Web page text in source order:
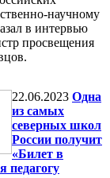
научному
в интервью
просвещения
22.06.2023 Одна
из самых
северных школ
России получит
«Билет в
педагогу